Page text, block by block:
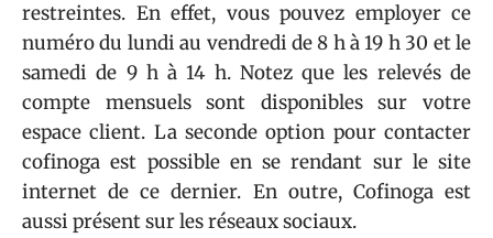
restreintes. En effet, vous pouvez employer ce
numéro du lundi au vendredi de 8 h à 19 h 30 et le
samedi de 9 h à 14 h. Notez que les relevés de
compte mensuels sont disponibles sur votre
espace client. La seconde option pour contacter
cofinoga est possible en se rendant sur le site
internet de ce dernier. En outre, Cofinoga est
aussi présent sur les réseaux sociaux.